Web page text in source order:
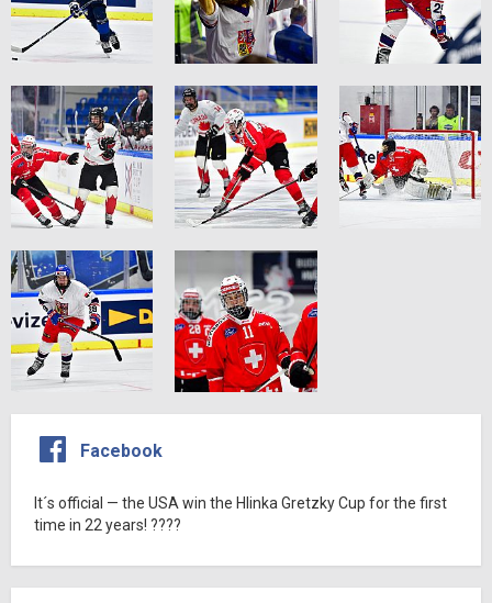
Facebook
It´s official — the USA win the Hlinka Gretzky Cup for the first
time in 22 years! ????